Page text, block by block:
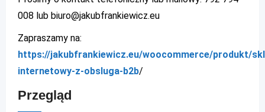
008 lub biuro@jakubfrankiewicz.eu
Zapraszamy na:
https://jakubfrankiewicz.eu/woocommerce/produkt/
internetowy-z-obsluga-b2b/
Przegląd